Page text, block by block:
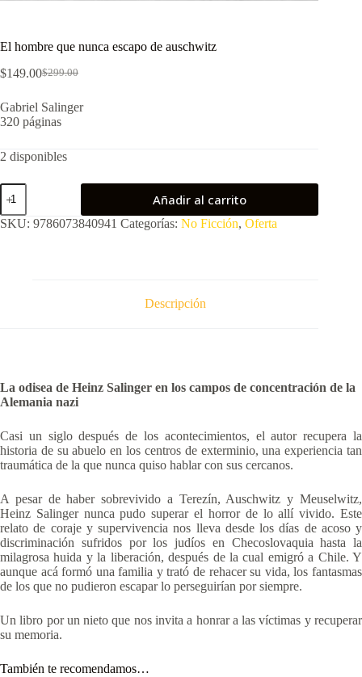
El hombre que nunca escapo de auschwitz
$299.00
El
original
era:
$149.00El
actual
es:
Gabriel Salinger
320 páginas
2 disponibles
El
hombre
que
nunca
Añadir al carrito
SKU: 9786073840941 Categorías: No Ficción, Oferta
Descripción
La odisea de Heinz Salinger en los campos de concentración de la
Alemania nazi
Casi un siglo después de los acontecimientos, el autor recupera la
historia de su abuelo en los centros de exterminio, una experiencia tan
traumática de la que nunca quiso hablar con sus cercanos.
A pesar de haber sobrevivido a Terezín, Auschwitz y Meuselwitz,
Heinz Salinger nunca pudo superar el horror de lo allí vivido. Este
relato de coraje y supervivencia nos lleva desde los días de acoso y
discriminación sufridos por los judíos en Checoslovaquia hasta la
milagrosa huida y la liberación, después de la cual emigró a Chile. Y
aunque acá formó una familia y trató de rehacer su vida, los fantasmas
de los que no pudieron escapar lo perseguirían por siempre.
Un libro por un nieto que nos invita a honrar a las víctimas y recuperar
su memoria.
También te recomendamos…